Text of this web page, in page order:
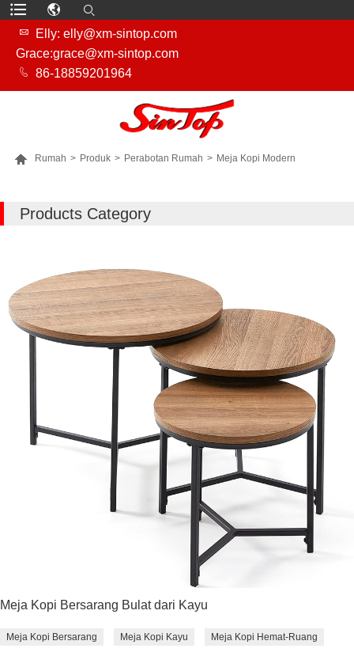

Elly: elly@xm-sintop.com
Grace:grace@xm-sintop.com
 86-18859201964
 Rumah > Produk > Perabotan Rumah > Meja Kopi Modern
Products Category
Meja Kopi Bersarang Bulat dari Kayu
Meja Kopi Bersarang Meja Kopi Kayu Meja Kopi Hemat-Ruang